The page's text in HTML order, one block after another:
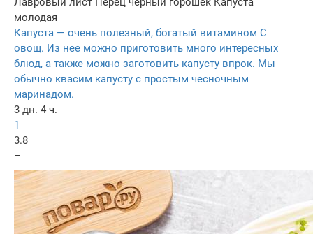
молодая
Капуста — очень полезный, богатый витамином С
овощ. Из нее можно приготовить много интересных
блюд, а также можно заготовить капусту впрок. Мы
обычно квасим капусту с простым чесночным
маринадом.
3 дн. 4 ч.
1
3.8
–